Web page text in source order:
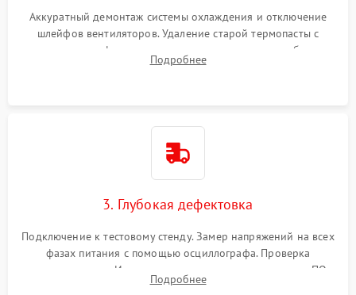
Аккуратный демонтаж системы охлаждения и отключение
шлейфов вентиляторов. Удаление старой термопасты с
кристалла графического чипа и термопрокладок с банок
памяти и зоны VRM. Очистка платы от пыли и окислов.
Подробнее
3. Глубокая дефектовка
Подключение к тестовому стенду. Замер напряжений на всех
фазах питания с помощью осциллографа. Проверка
инициализации. Использование специализированного ПО
MATS
Подробнее